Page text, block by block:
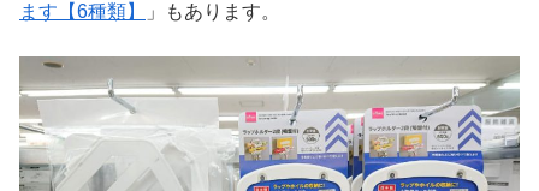
ます【6種類】
」もあります。